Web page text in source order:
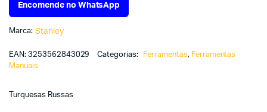
Encomende no WhatsApp
Marca: Stanley
EAN: 3253562843029 Categorias: Ferramentas, Ferramentas
Manuais
Turquesas Russas